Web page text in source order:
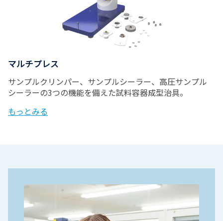
マルチプレス
サンプルクリンパー、サンプルシーラー、高圧サンプル
シーラーの3つの機能を備えた試料容器成型治具。
もっとみる